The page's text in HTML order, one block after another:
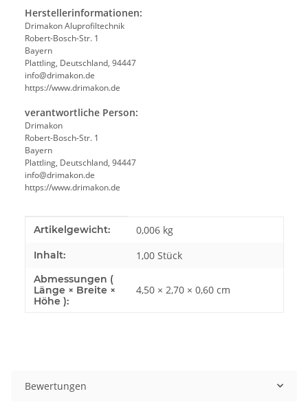
Herstellerinformationen:
Drimakon Aluprofiltechnik
Robert-Bosch-Str. 1
Bayern
Plattling, Deutschland, 94447
info@drimakon.de
https://www.drimakon.de
verantwortliche Person:
Drimakon
Robert-Bosch-Str. 1
Bayern
Plattling, Deutschland, 94447
info@drimakon.de
https://www.drimakon.de
Produkteigenschaft
Wert
Artikelgewicht: 0,006 kg
Inhalt: 1,00 Stück
Abmessungen (
Länge × Breite ×
Höhe ):
4,50 × 2,70 × 0,60 cm
Bewertungen